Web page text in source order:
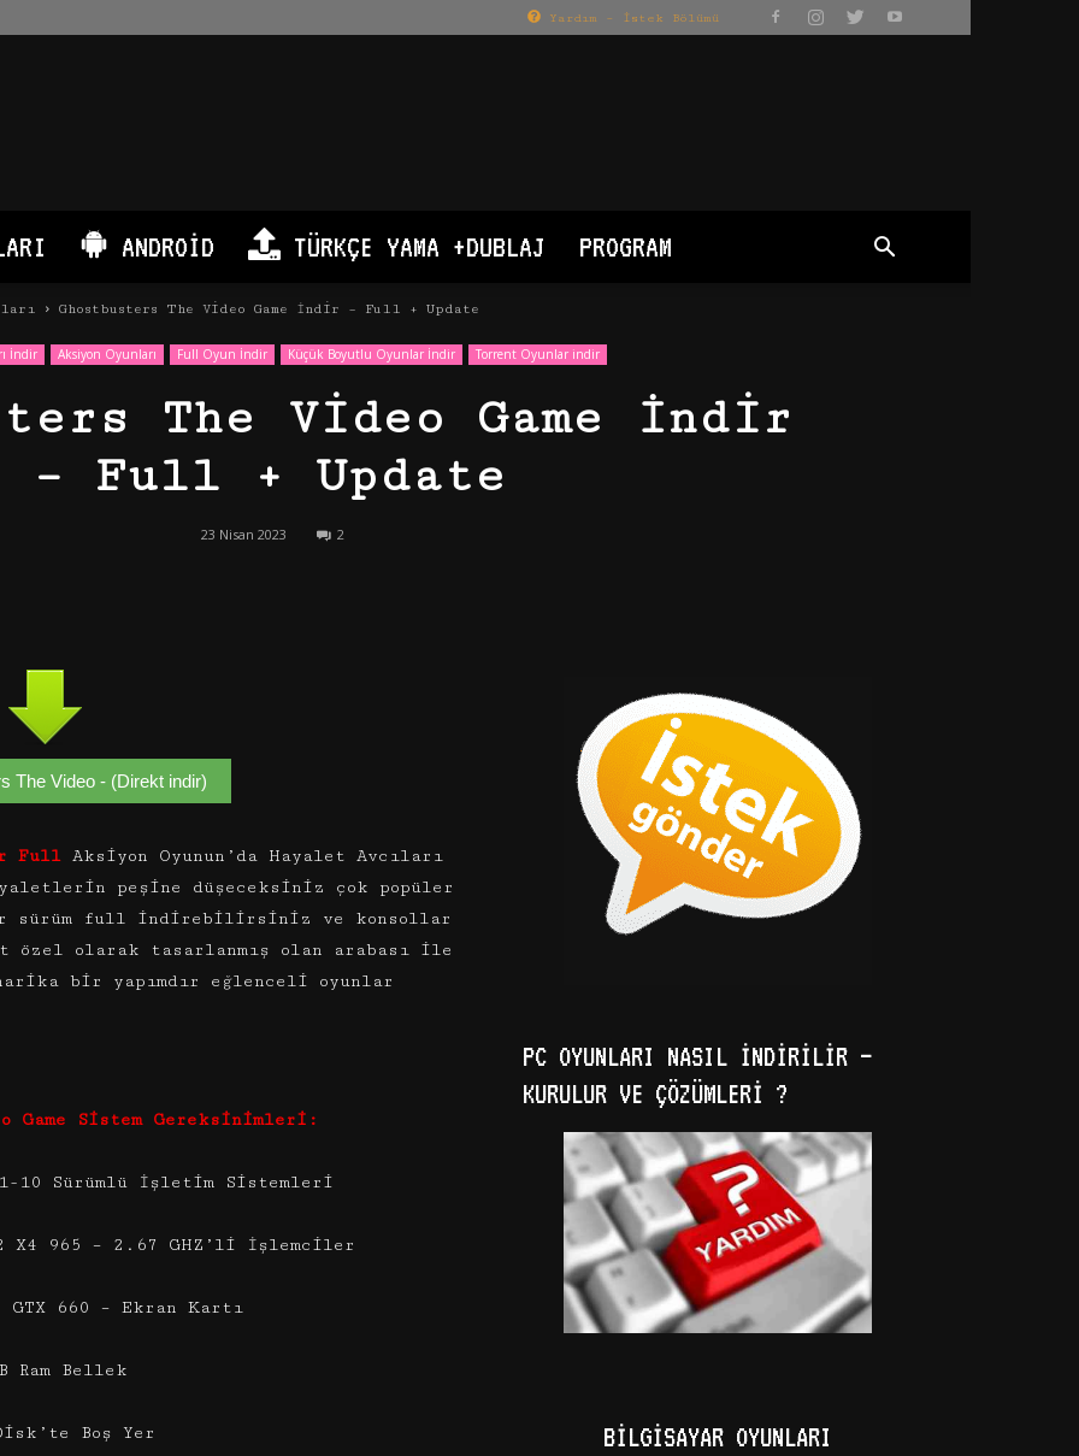
Yardım – İstek Bölümü
ANDROID TÜRKÇE YAMA +DUBLAJ PROGRAM
Ghostbusters The Video Game İndir – Full + Update
İndir Aksiyon Oyunları Full Oyun İndir Küçük Boyutlu Oyunlar İndir Torrent Oyunlar indir
The Video Game İndir
– Full + Update
23 Nisan 2023 2
The Video - (Direkt indir)
Full Aksiyon Oyunun’da Hayalet Avcıları
peşine düşeceksiniz çok popüler
sürüm full indirebilirsiniz ve konsollar
özel olarak tasarlanmış olan arabası ile
bir yapımdır eğlenceli oyunlar
Game Sistem Gereksinimleri:
10 Sürümlü İşletim Sistemleri
X4 965 – 2.67 GHZ’li İşlemciler
GTX 660 – Ekran Kartı
Ram Bellek
Boş Yer
PC OYUNLARI NASIL İNDIRILIR –
KURULUR VE ÇÖZÜMLERI ?
BILGISAYAR OYUNLARI